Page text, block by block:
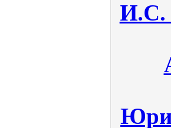
И.С.